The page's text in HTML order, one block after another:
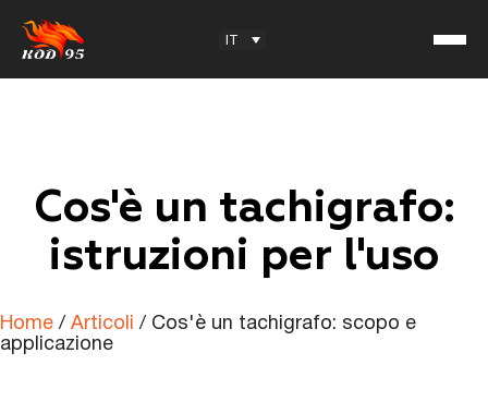
CQC 95 — Marchio registrato
Recensioni
Centro di formazione
Cos'è un tachigrafo:
istruzioni per l'uso
Home / Articoli / Cos'è un tachigrafo: scopo e
applicazione